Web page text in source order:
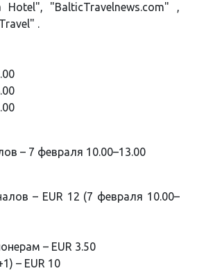
"BalticTravelnews.com" ,
.
– 7 февраля 10.00–13.00
– EUR 12 (7 февраля 10.00–
– EUR 3.50
– EUR 10